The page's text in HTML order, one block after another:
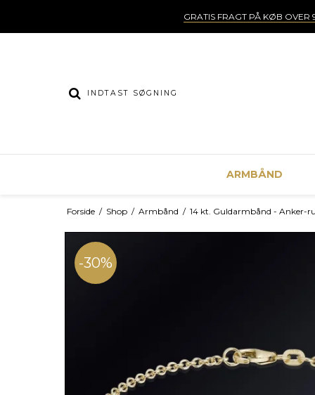
GRATIS FRAGT PÅ KØB OVER
ARMBÅND
Forside / Shop / Armbånd / 14 kt. Guldarmbånd - Anker-
-30%